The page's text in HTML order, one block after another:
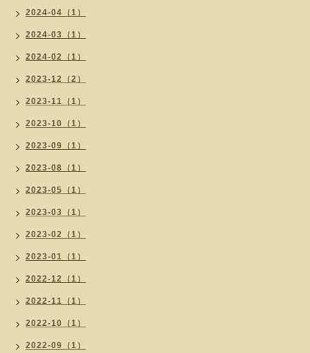
2024-04（1）
2024-03（1）
2024-02（1）
2023-12（2）
2023-11（1）
2023-10（1）
2023-09（1）
2023-08（1）
2023-05（1）
2023-03（1）
2023-02（1）
2023-01（1）
2022-12（1）
2022-11（1）
2022-10（1）
2022-09（1）